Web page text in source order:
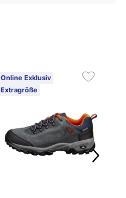
Online Exklusiv
Extragröße